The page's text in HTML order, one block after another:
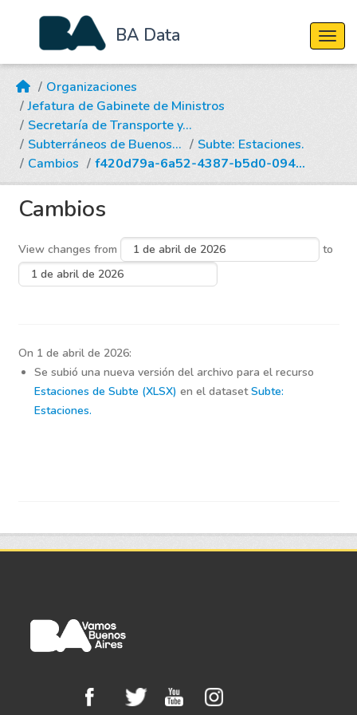
Skip to main content
BA Data
Organizaciones
Jefatura de Gabinete de Ministros
Secretaría de Transporte y...
Subterráneos de Buenos...
Subte: Estaciones.
Cambios
f420d79a-6a52-4387-b5d0-094...
Cambios
View changes from to
On 1 de abril de 2026:
Se subió una nueva versión del archivo para el recurso
Estaciones de Subte (XLSX) en el datasetSubte:
Estaciones.